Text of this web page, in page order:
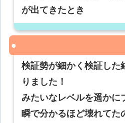
が出てきたとき
検証勢が細かく検証した
りました！
みたいなレベルを遥かに
瞬で分かるほど壊れてた